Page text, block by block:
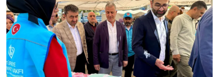
Çanakkale Müftülüğü
Çankırı Müftülüğü
Çorum Müftülüğü
Podcast
Bilim, Teknoloji
Biyografiler